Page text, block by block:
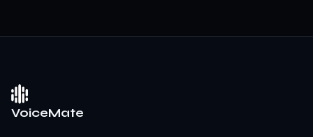
VoiceMate